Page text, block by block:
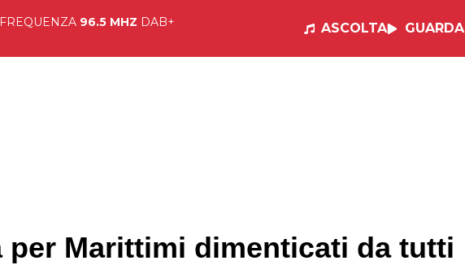
FREQUENZA 96.5 MHZ DAB+ ASCOLTA GUARDA
per Marittimi dimenticati da tutti